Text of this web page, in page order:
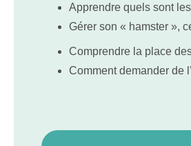
Apprendre quels sont
Gérer son « hamster »,
Comprendre la place
Comment demander de